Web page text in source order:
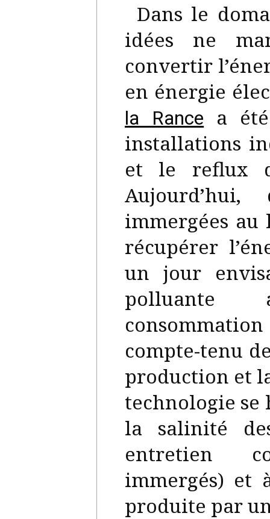
Dans le
idées ne
convertir
en énergie
la Rance
a
installations
et le reflux
immergées
récupérer
un jour
polluante
compte-tenu
production et
technologie se
la salinité
entretien
immergés) et
produite par